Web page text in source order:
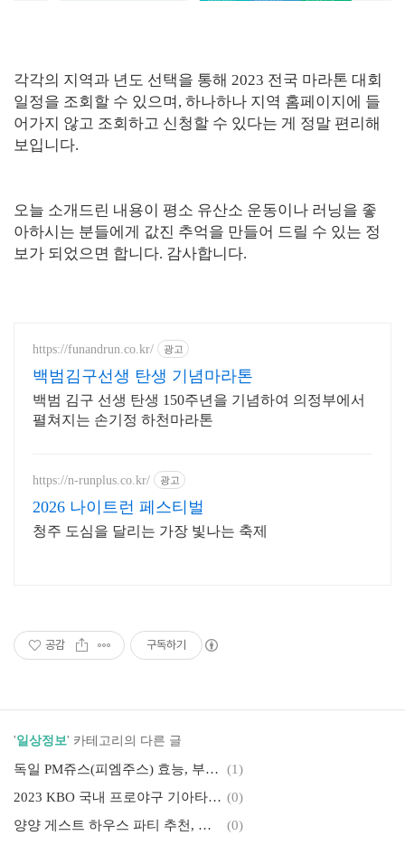
각각의 지역과 년도 선택을 통해 2023 전국 마라톤 대회
일정을 조회할 수 있으며, 하나하나 지역 홈페이지에 들
어가지 않고 조회하고 신청할 수 있다는 게 정말 편리해
보입니다.
오늘 소개드린 내용이 평소 유산소 운동이나 러닝을 좋
아하시는 분들에게 값진 추억을 만들어 드릴 수 있는 정
보가 되었으면 합니다. 감사합니다.
https://funandrun.co.kr/ 광고
백범김구선생 탄생 기념마라톤
백범 김구 선생 탄생 150주년을 기념하여 의정부에서
펼쳐지는 손기정 하천마라톤
https://n-runplus.co.kr/ 광고
2026 나이트런 페스티벌
청주 도심을 달리는 가장 빛나는 축제
공감 구독하기
'일상정보' 카테고리의 다른 글
독일 PM쥬스(피엠주스) 효능, 부작용, 먹는법 객관적인 정보만 알아가세요!
(1)
2023 KBO 국내 프로야구 기아타이거즈 응원단, 김태군 응원가 알려드릴게요! (0)
양양 게스트 하우스 파티 추천, 강릉 솔 게스트 하우스(게하) 파티 후기는?
(0)